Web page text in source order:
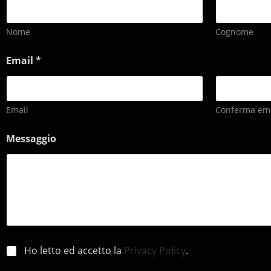
Nome Cognome
Email *
Email Conferma
Messaggio
p
Ho letto ed accetto la Privacy Policy.